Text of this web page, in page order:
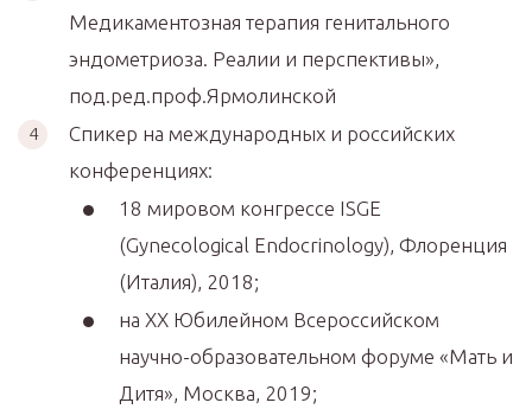
Медикаментозная терапия генитального
эндометриоза. Реалии и перспективы»,
под.ред.проф.Ярмолинской
Спикер на международных и российских
конференциях:
18 мировом конгрессе ISGE
(Gynecological Endocrinology), Флоренция
(Италия), 2018;
на XX Юбилейном Всероссийском
научно-образовательном форуме «Мать и
Дитя», Москва, 2019;